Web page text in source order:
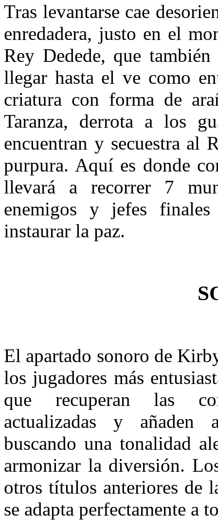
Tras levantarse cae
enredadera, justo en el
Rey Dedede, que
llegar hasta el ve como
criatura con forma de
Taranza, derrota a los
encuentran y secuestra al
purpura. Aquí es donde
llevará a recorrer 7
enemigos y jefes
instaurar la paz.
El apartado sonoro de
los jugadores más
que recuperan las
actualizadas y añaden
buscando una tonalidad
armonizar la diversión.
otros títulos anteriores de
se adapta perfectamente a